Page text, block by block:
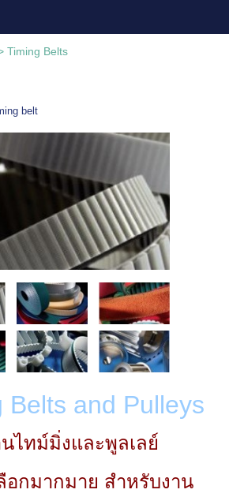
Timing Belts
belt
and Pulleys
ไทม์มิ่งและพูลเลย์
อกมากมาย สำหรับงาน